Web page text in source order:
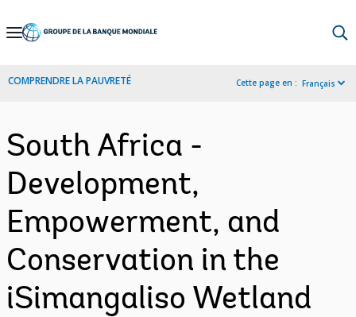
Skip
Navigation
COMPRENDRE LA PAUVRETÉ Cette page en : Français
South Africa -
Development,
Empowerment, and
Conservation in the
iSimangaliso Wetland